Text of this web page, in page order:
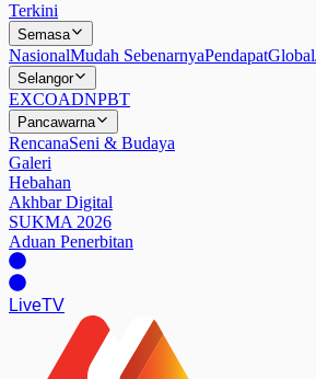
Terkini
Semasa
NasionalMudah SebenarnyaPendapatGlobal
Selangor
EXCOADNPBT
Pancawarna
RencanaSeni & Budaya
Galeri
Hebahan
Akhbar Digital
SUKMA 2026
Aduan Penerbitan
LiveTV